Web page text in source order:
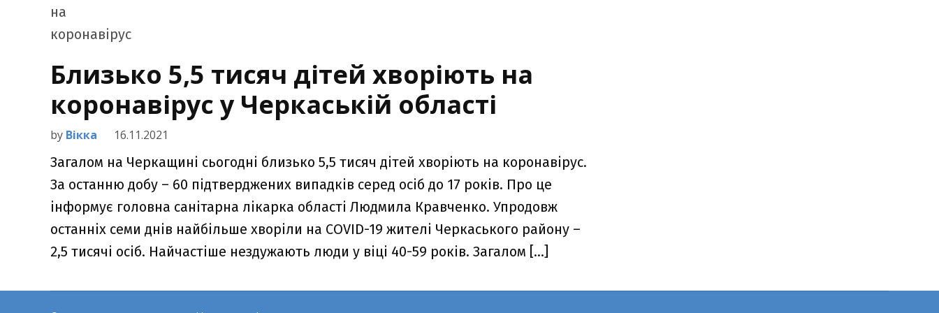
Близько 5,5 тисяч дітей хворіють на
коронавірус у Черкаській області
by Вікка 16.11.2021
Загалом на Черкащині сьогодні близько 5,5 тисяч дітей хворіють на коронавірус.
За останню добу – 60 підтверджених випадків серед осіб до 17 років. Про це
інформує головна санітарна лікарка області Людмила Кравченко. Упродовж
останніх семи днів найбільше хворіли на COVID-19 жителі Черкаського району –
2,5 тисячі осіб. Найчастіше нездужають люди у віці 40-59 років. Загалом […]